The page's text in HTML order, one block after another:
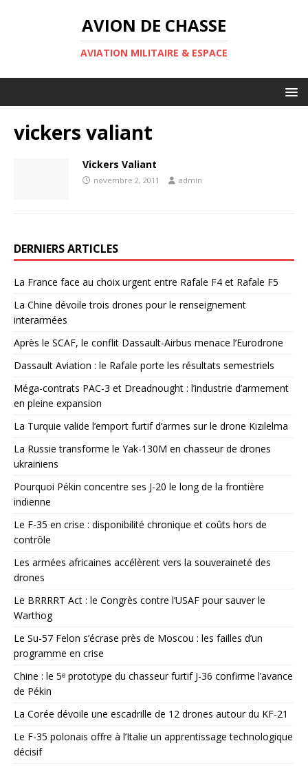
AVION DE CHASSE
AVIATION MILITAIRE & ESPACE
vickers valiant
Vickers Valiant
novembre 2, 2011 admin
DERNIERS ARTICLES
La France face au choix urgent entre Rafale F4 et Rafale F5
La Chine dévoile trois drones pour le renseignement
interarmées
Après le SCAF, le conflit Dassault-Airbus menace l’Eurodrone
Dassault Aviation : le Rafale porte les résultats semestriels
Méga-contrats PAC-3 et Dreadnought : l’industrie d’armement
en pleine expansion
La Turquie valide l’emport furtif d’armes sur le drone Kızılelma
La Russie transforme le Yak-130M en chasseur de drones
ukrainiens
Pourquoi Pékin concentre ses J-20 le long de la frontière
indienne
Le F-35 en crise : disponibilité chronique et coûts hors de
contrôle
Les armées africaines accélèrent vers la souveraineté des
drones
Le BRRRRT Act : le Congrès contre l’USAF pour sauver le
Warthog
Le Su-57 Felon s’écrase près de Moscou : les failles d’un
programme en crise
Chine : le 5ᵉ prototype du chasseur furtif J-36 confirme l’avance
de Pékin
La Corée dévoile une escadrille de 12 drones autour du KF-21
Le F-35 polonais offre à l’Italie un apprentissage technologique
décisif